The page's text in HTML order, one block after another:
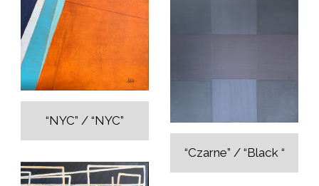
“NYC” / “NYC”
“Czarne” / “Black “